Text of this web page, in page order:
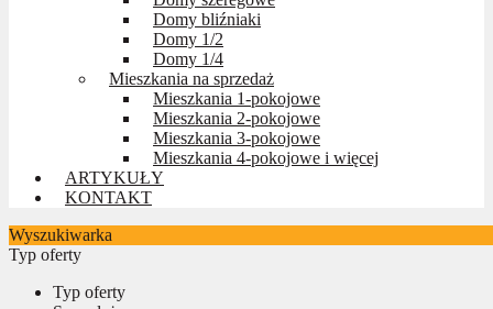
Domy bliźniaki
Domy 1/2
Domy 1/4
Mieszkania na sprzedaż
Mieszkania 1-pokojowe
Mieszkania 2-pokojowe
Mieszkania 3-pokojowe
Mieszkania 4-pokojowe i więcej
ARTYKUŁY
KONTAKT
Wyszukiwarka
Typ oferty
Typ oferty